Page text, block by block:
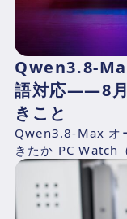
Qwen3.8-
語対応——8月
きこと
Qwen3.8-Max オ
きたか PC Watch
報道によれば、